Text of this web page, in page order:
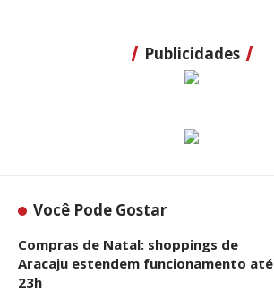
Publicidades
Você Pode Gostar
Compras de Natal: shoppings de
Aracaju estendem funcionamento até
23h